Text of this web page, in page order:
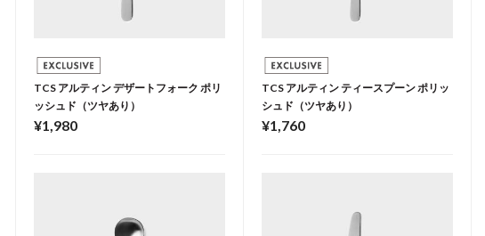
TCS アルティン デザートフォーク ポリ
ッシュド（ツヤあり）
¥1,980
TCS アルティン ティースプーン ポリッ
シュド（ツヤあり）
¥1,760